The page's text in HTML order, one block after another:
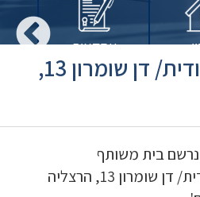
עסקאות
מקרקעין
התחדשות
עירונית
רח' הבריגדה היהודית/ דן שומרון 13,
בית משותף
13, הרצליה